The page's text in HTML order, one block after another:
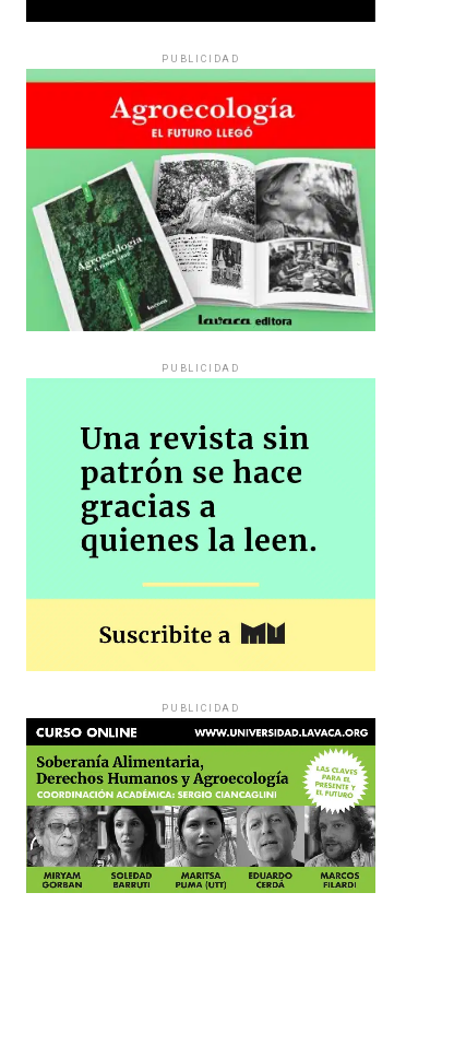
PUBLICIDAD
PUBLICIDAD
PUBLICIDAD